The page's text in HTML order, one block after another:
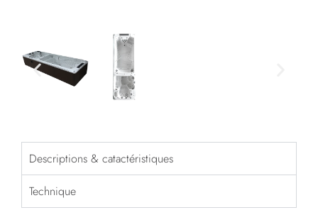
Descriptions & catactéristiques
Technique